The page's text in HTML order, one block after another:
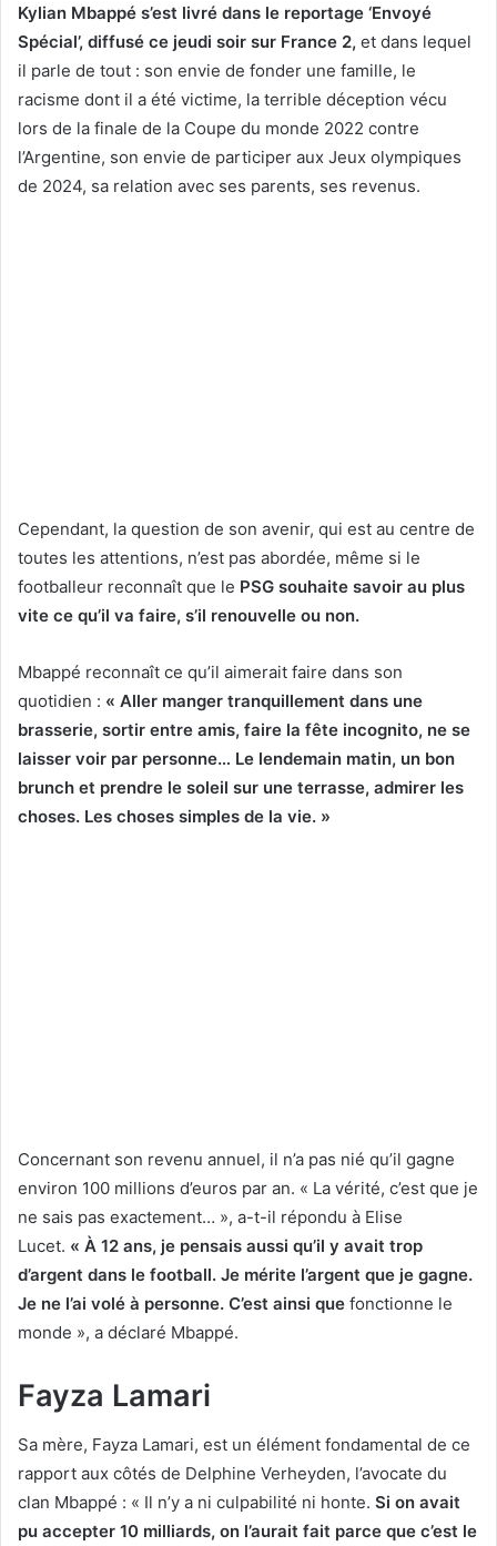
Kylian Mbappé s’est livré dans le reportage ‘Envoyé
Spécial’, diffusé ce jeudi soir sur France 2, et dans lequel
il parle de tout : son envie de fonder une famille, le
racisme dont il a été victime, la terrible déception vécu
lors de la finale de la Coupe du monde 2022 contre
l’Argentine, son envie de participer aux Jeux olympiques
de 2024, sa relation avec ses parents, ses revenus.
Cependant, la question de son avenir, qui est au centre de
toutes les attentions, n’est pas abordée, même si le
footballeur reconnaît que le PSG souhaite savoir au plus
vite ce qu’il va faire, s’il renouvelle ou non.
Mbappé reconnaît ce qu’il aimerait faire dans son
quotidien : « Aller manger tranquillement dans une
brasserie, sortir entre amis, faire la fête incognito, ne se
laisser voir par personne… Le lendemain matin, un bon
brunch et prendre le soleil sur une terrasse, admirer les
choses. Les choses simples de la vie. »
Concernant son revenu annuel, il n’a pas nié qu’il gagne
environ 100 millions d’euros par an. « La vérité, c’est que je
ne sais pas exactement… », a-t-il répondu à Elise
Lucet. « À 12 ans, je pensais aussi qu’il y avait trop
d’argent dans le football. Je mérite l’argent que je gagne.
Je ne l’ai volé à personne. C’est ainsi que fonctionne le
monde », a déclaré Mbappé.
Fayza Lamari
Sa mère, Fayza Lamari, est un élément fondamental de ce
rapport aux côtés de Delphine Verheyden, l’avocate du
clan Mbappé : « Il n’y a ni culpabilité ni honte. Si on avait
pu accepter 10 milliards, on l’aurait fait parce que c’est le